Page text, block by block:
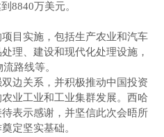
8840万美元。
目实施，包括生产农业和汽车
理、建设和现代化处理设施，
路线等。
边关系，并积极推动中国投资
业工业和工业集群发展。西哈
表示感谢，并坚信此次会晤所
定坚实基础。